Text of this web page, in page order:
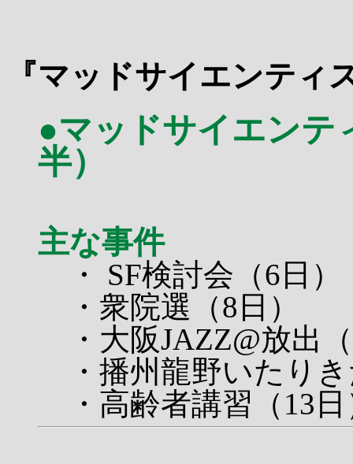
『マッドサイエンティ
●マッドサイエンテ
半）
主な事件
・ SF検討会（6日）
・衆院選（8日）
・大阪JAZZ@放出
・播州龍野いたり
・高齢者講習（13日